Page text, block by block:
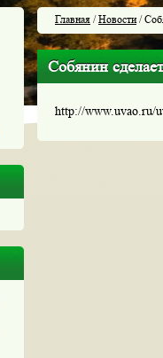
Главная /Новости/
Собянин
http://www.uvao.ru/